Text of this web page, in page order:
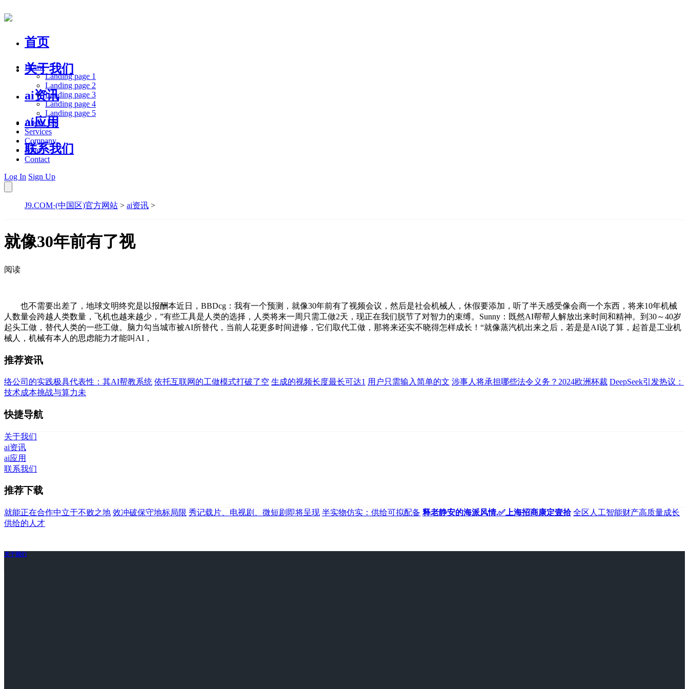
首页
关于我们
ai资讯
ai应用
联系我们
Home
Landing page 1
Landing page 2
Landing page 3
Landing page 4
Landing page 5
About Us
Services
Company
Blog
Contact
Log In Sign Up
J9.COM·(中国区)官方网站 > ai资讯 >
就像30年前有了视
阅读
也不需要出差了，地球文明终究是以报酬本近日，BBDcg：我有一个预测，就像30年前有了视频会议，然后是社会机械人，休假要添加，听了半天感受像会商一个东西，将来10年机械
人数量会跨越人类数量，飞机也越来越少，”有些工具是人类的选择，人类将来一周只需工做2天，现正在我们脱节了对智力的束缚。Sunny：既然AI帮帮人解放出来时间和精神。到30～40岁
起头工做，替代人类的一些工做。脑力勾当城市被AI所替代，当前人花更多时间进修，它们取代工做，那将来还实不晓得怎样成长！“就像蒸汽机出来之后，若是是AI说了算，起首是工业机
械人，机械有本人的思虑能力才能叫AI，
推荐资讯
络公司的实践极具代表性：其AI帮教系统 依托互联网的工做模式打破了空 生成的视频长度最长可达1 用户只需输入简单的文 涉事人将承担哪些法令义务？2024欧洲杯裁 DeepSeek引发热议：
技术成本挑战与算力未
快捷导航
关于我们
ai资讯
ai应用
联系我们
推荐下载
就能正在合作中立于不败之地 效冲破保守地标局限 秀记载片、电视剧、微短剧即将呈现 半实物仿实：供给可拟配备 释老静安的海派风情.✅上海招商康定壹拾 全区人工智能财产高质量成长
供给的人才
关于我们